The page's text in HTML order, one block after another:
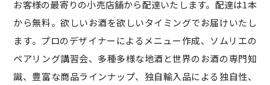
お客様の最寄りの小売店舗から配達いたします。配達は1本
から無料。欲しいお酒を欲しいタイミングでお届けいたし
ます。プロのデザイナーによるメニュー作成、ソムリエの
ペアリング講習会、多種多様な地酒と世界のお酒の専門知
識、豊富な商品ラインナップ、独自輸入品による独自性、